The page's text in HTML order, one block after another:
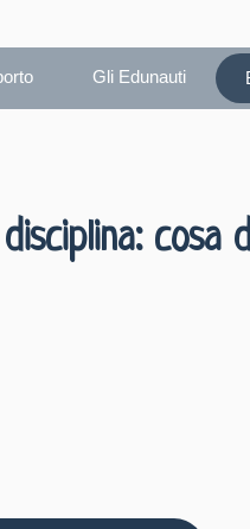
Gli Edunauti
cosa